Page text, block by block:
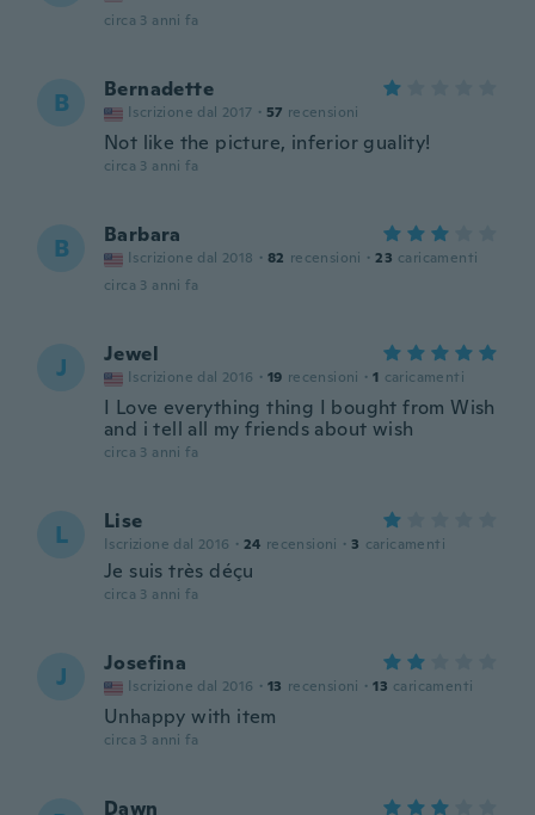
circa 3 anni fa
B Bernadette
Iscrizione dal 2017 · 57 recensioni
Not like the picture, inferior guality!
circa 3 anni fa
B Barbara
Iscrizione dal 2018 · 82 recensioni · 23 caricamenti
circa 3 anni fa
J Jewel
Iscrizione dal 2016 · 19 recensioni · 1 caricamenti
I Love everything thing I bought from Wish
and i tell all my friends about wish
circa 3 anni fa
L Lise
Iscrizione dal 2016 · 24 recensioni · 3 caricamenti
Je suis très déçu
circa 3 anni fa
J Josefina
Iscrizione dal 2016 · 13 recensioni · 13 caricamenti
Unhappy with item
circa 3 anni fa
Dawn